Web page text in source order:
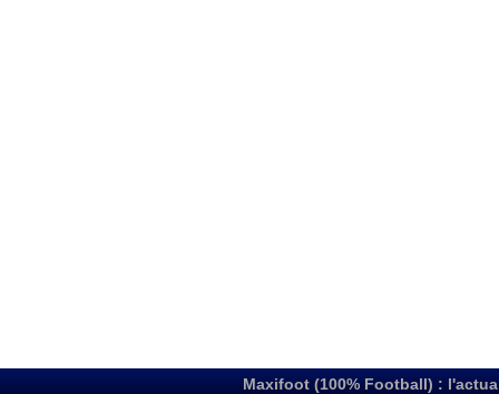
Maxifoot (100% Football) :